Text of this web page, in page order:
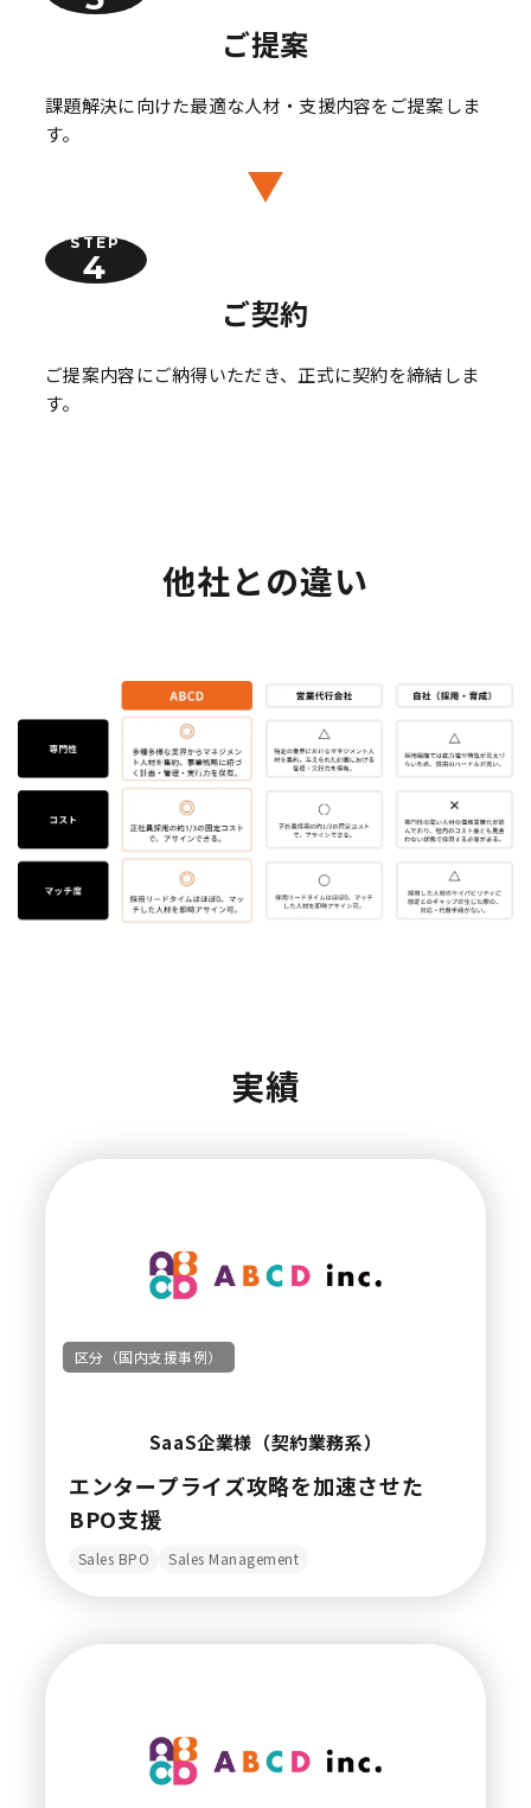
ご提案
課題解決に向けた最適な人材・支援内容をご提案しま
す。
STEP
ご契約
ご提案内容にご納得いただき、正式に契約を締結しま
す。
他社との違い
実績
区分（国内支援事例）
SaaS企業様（契約業務系）
エンタープライズ攻略を加速させた
BPO支援
Sales BPO Sales Management